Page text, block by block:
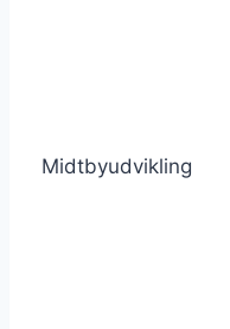
Midtbyudvikling